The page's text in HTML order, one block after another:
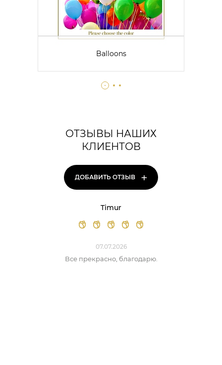
Balloons
ОТЗЫВЫ НАШИХ
КЛИЕНТОВ
ДОБАВИТЬ ОТЗЫВ +
Timur
07.07.2026
Все прекрасно, благодарю.